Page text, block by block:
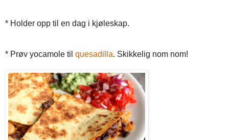
* Holder opp til en dag i kjøleskap.
* Prøv yocamole til quesadilla. Skikkelig nom nom!